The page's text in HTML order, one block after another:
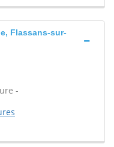
Flassans-sur-
-